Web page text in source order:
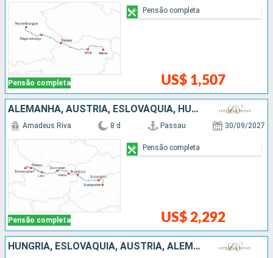
Pensão completa US$ 1,507
Pensão completa
ALEMANHA, AUSTRIA, ESLOVÁQUIA, HUNGRIA
Pensão completa
Amadeus Riva 8 d Passau 30/09/2027
US$ 2,292
Pensão completa
HUNGRIA, ESLOVÁQUIA, AUSTRIA, ALEMANHA